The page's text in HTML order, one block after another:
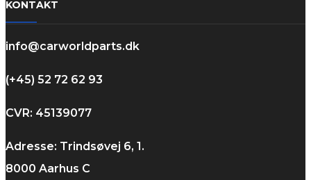
KONTAKT
info@carworldparts.dk
(+45) 52 72 62 93
CVR: 45139077
Adresse: Trindsøvej 6, 1.
8000 Aarhus C